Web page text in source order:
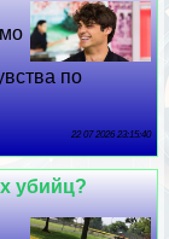
по
22 07 2026 23:15:40
убийц?